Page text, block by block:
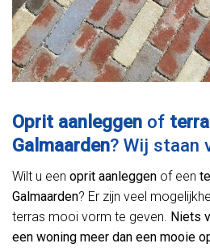
Oprit aanleggen of
Galmaarden? Wij staan
Wilt u een oprit aanleggen of een
Galmaarden? Er zijn veel
terras mooi vorm te geven. Niets
een woning meer dan een mooie